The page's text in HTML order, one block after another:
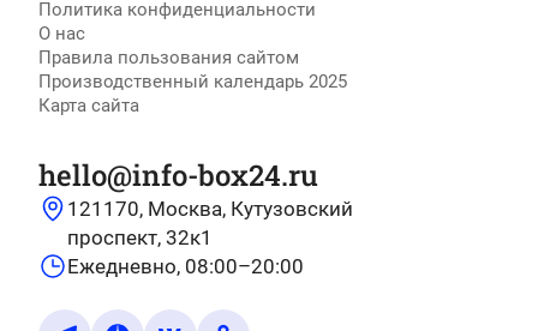
Политика конфиденциальности
О нас
Правила пользования сайтом
Производственный календарь 2025
Карта сайта
hello@info-box24.ru
121170, Москва, Кутузовский
проспект, 32к1
Ежедневно, 08:00–20:00